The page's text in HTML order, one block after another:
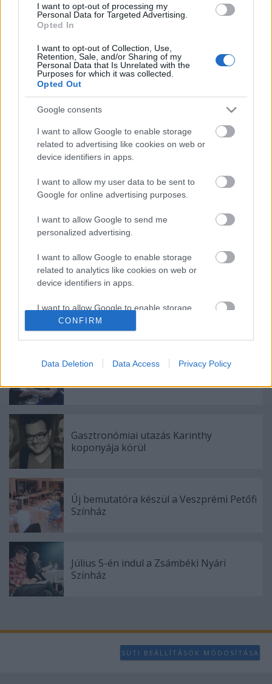
I want to opt-out of processing my
Personal Data for Targeted Advertising.
Opted In
I want to opt-out of Collection, Use,
Retention, Sale, and/or Sharing of my
Personal Data that Is Unrelated with the
Purposes for which it was collected.
Opted Out
Google consents
I want to allow Google to enable storage
related to advertising like cookies on web or
device identifiers in apps.
I want to allow my user data to be sent to
Google for online advertising purposes.
I want to allow Google to send me
personalized advertising.
I want to allow Google to enable storage
related to analytics like cookies on web or
device identifiers in apps.
I want to allow Google to enable storage
related to functionality of the website or app.
related to personalization.
related to security, including authentication
functionality and fraud prevention, and other
user protection.
CONFIRM
Data Deletion Data Access Privacy Policy
A kacagtató, felkavaró és szívmelengető történetet a
magyar közönség a Jane Fonda főszereplésével
készült, azonos című filmből ismerheti, amelynek
másik főszereplője Dolly Parton volt – ő a zenés
változat zeneszerzője is. A nagyszabású musical a
Broadway és a WestEnd hosszú szériái után érkezik
Magyarországra – először december 7-én, a Móricz
Zsigmond Színházba.
(Forrás: Móricz Zsigmond Színház)
Címkék:premier musical Szente Vajk Móricz Zsigmond
Ajánlott bejegyzések:
Kamaradarabok, kortárs drámák,
koncertszínház a Teátrumban
Gasztronómiai utazás Karinthy
koponyája körül
Új bemutatóra készül a Veszprémi Petőfi
Színház
Július 5-én indul a Zsámbéki Nyári
Színház
SÜTI BEÁLLÍTÁSOK MÓDOSÍTÁSA